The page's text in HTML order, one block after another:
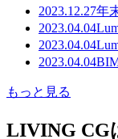
2023.12.27年
2023.04.04
2023.04.04
2023.04.04
もっと見る
LIVING CG